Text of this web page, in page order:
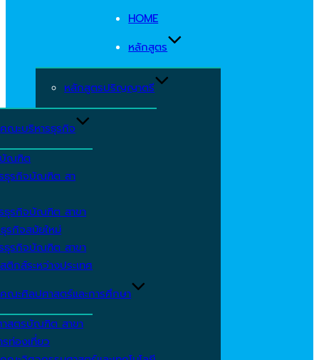
HOME
หลักสูตร
หลักสูตรปริญญาตรี
คณะบริหารธุรกิจ
ณฑิต
ธุรกิจบัณฑิต สา
ธุรกิจบัณฑิต สาขา
รกิจสมัยใหม่
ธุรกิจบัณฑิต สาขา
ติกส์ระหว่างประเทศ
คณะศิลปศาสตร์และการศึกษา
สตรบัณฑิต สาขา
ท่องเที่ยว